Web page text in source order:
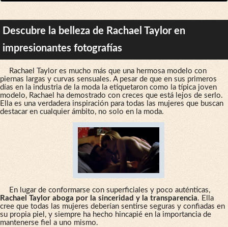
Descubre la belleza de Rachael Taylor en
impresionantes fotografías
Rachael Taylor es mucho más que una hermosa modelo con
piernas largas y curvas sensuales. A pesar de que en sus primeros
días en la industria de la moda la etiquetaron como la típica joven
modelo, Rachael ha demostrado con creces que está lejos de serlo.
Ella es una verdadera inspiración para todas las mujeres que buscan
destacar en cualquier ámbito, no solo en la moda.
En lugar de conformarse con superficiales y poco auténticas,
Rachael Taylor aboga por la sinceridad y la transparencia. Ella
cree que todas las mujeres deberían sentirse seguras y confiadas en
su propia piel, y siempre ha hecho hincapié en la importancia de
mantenerse fiel a uno mismo.